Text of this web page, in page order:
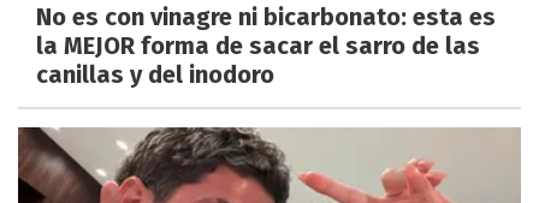
No es con vinagre ni bicarbonato: esta es
la MEJOR forma de sacar el sarro de las
canillas y del inodoro